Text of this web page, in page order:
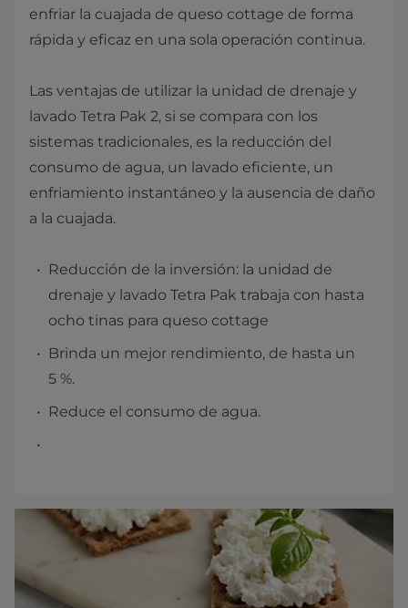
enfriar la cuajada de queso cottage de forma
rápida y eficaz en una sola operación continua.
Las ventajas de utilizar la unidad de drenaje y
lavado Tetra Pak 2, si se compara con los
sistemas tradicionales, es la reducción del
consumo de agua, un lavado eficiente, un
enfriamiento instantáneo y la ausencia de daño
a la cuajada.
Reducción de la inversión: la unidad de
drenaje y lavado Tetra Pak trabaja con hasta
ocho tinas para queso cottage
Brinda un mejor rendimiento, de hasta un
5 %.
Reduce el consumo de agua.